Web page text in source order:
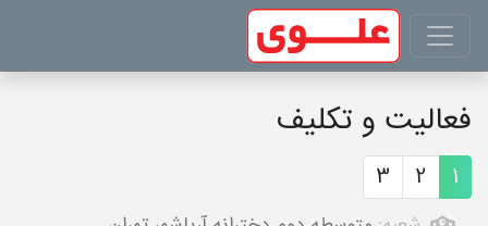
فعالیت و تکلیف
1
2
3